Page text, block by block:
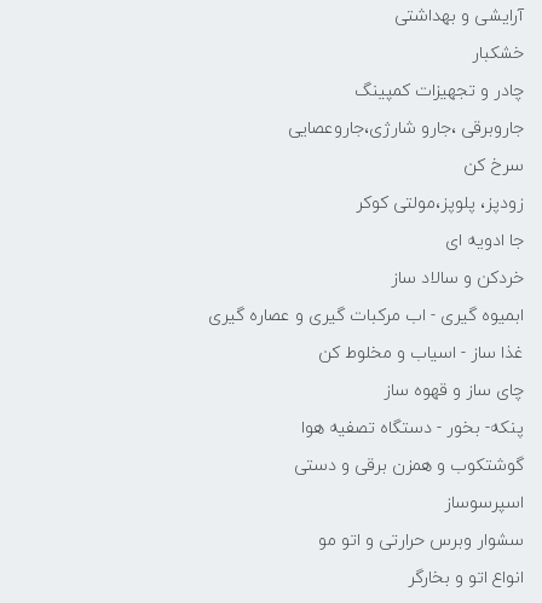
آرایشی و بهداشتی
خشکبار
چادر و تجهیزات کمپینگ
جاروبرقی ،جارو شارژی،جاروعصایی
سرخ کن
زودپز، پلوپز،مولتی کوکر
جا ادویه ای
خردکن و سالاد ساز
ابمیوه گیری - اب مرکبات گیری و عصاره گیری
غذا ساز - اسیاب و مخلوط کن
چای ساز و قهوه ساز
پنکه- بخور - دستگاه تصفیه هوا
گوشتکوب و همزن برقی و دستی
اسپرسوساز
سشوار وبرس حرارتی و اتو مو
انواع اتو و بخارگر